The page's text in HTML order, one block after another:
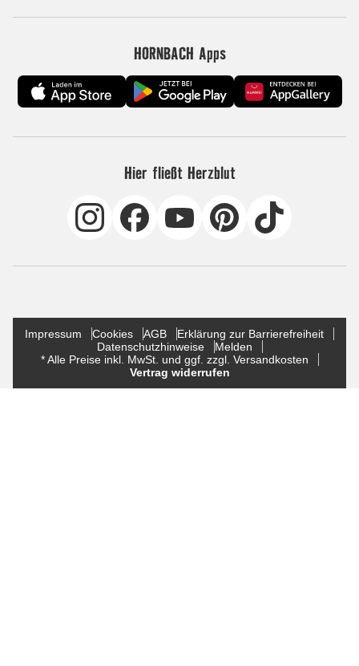
HORNBACH Apps
Hier fließt Herzblut
Impressum Cookies AGB
Erklärung zur Barrierefreiheit
Datenschutzhinweise
Melden
* Alle Preise inkl. MwSt. und ggf. zzgl. Versandkosten
Vertrag widerrufen